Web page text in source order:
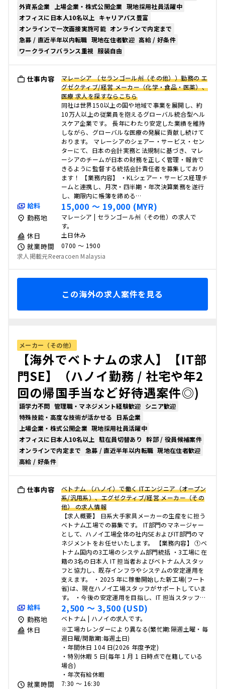
外資系企業
上場企業・株式公開企業 現地採用社員活躍中
オフィスに日本人10名以上
キャリアパス豊富
オンラインで一次面接実施可能 オンラインで内定まで
急募 / 直近半年以内転職 現地在住者歓迎 高給 / 好条件
ワークライフバランス重視 服装自由
仕事内容
マレーシア （セランゴール州（その他））勤務の エ
グゼクティブ/経営 メーカー（化学・食品・医薬）、
医療 求人を探すならこちら
同社は世界150以上の国や地域で事業を展開し、約
10万人以上の従業員を抱えるグローバル統合型ヘル
スケア企業です。 長年にわたり安定した業績を維持
しながら、グローバルな医療の発展に貢献し続けて
おります。 マレーシアのシェアー・サービス・セン
ターにて、日本の会計実務と法規制に基づき、マレ
ーシアのチームが日本の財務を正しく管理・報告で
きるように監督する統括会計責任者を募集しており
ます！ 【業務内容】 ・KLシェアー・サービス経理チ
ームと連携し、月次・四半期・年次決算業務を遂行
し、期限内に帳簿を締める…
給料 15,000 〜 19,000 (MYR)
勤務地
マレーシア | セランゴール州（その他）の求人で
す。
休日 土日休み
就業時間
0700 〜 1900
求人掲載元Reeracoen Malaysia
この海外の求人案件を見る
メーカー（その他）
【海外でベトナムの求人】【IT部
門SE】（ハノイ勤務 / 社宅や年2
回の帰国手当など好待遇案件◎)
語学力不問 管理職・マネジメント経験歓迎 シニア歓迎
特殊技能・高度な技術が活かせる
日系企業
上場企業・株式公開企業 現地採用社員活躍中
オフィスに日本人10名以上 駐在員切替あり
幹部 / 役員候補案件
オンラインで内定まで 急募 / 直近半年以内転職 現地在住者歓迎
高給 / 好条件
仕事内容
ベトナム （ハノイ）で働く ITエンジニア（オープン
系/汎用系）、エグゼクティブ/経営 メーカー（その
他） の求人情報
【求人概要】 日系大手家具メーカーの生産をに担う
ベトナム工場での募集です。 IT部門のマネージャー
として、ハノイ工場全体の社内SEおよびIT部門のマ
ネジメントをお任せいたします。 【業務内容】 ①ベ
トナム国内の3工場のシステム部門統括 ・3工場に在
籍の3名の日本人 IT 担当者およびベトナム人スタッ
フと協力し、既存インフラやシステムの安定運用を
支えます。 ・2025 年に稼働開始した新工場(フート
省)は、現在ハノイ工場スタッフがサポートしていま
す。 ・今後の安定運用を目指し、IT 担当スタッフ…
給料 2,500 〜 3,500 (USD)
勤務地 ベトナム | ハノイの求人です。
休日
※工場カレンダーにより異なる(繁忙期:隔週土曜・毎
週日曜/閑散期:毎週土日)
・年間休日 104 日(2026 年度予定)
・特別休暇 5 日(毎年 1 月 1 日時点で在籍している
場合)
・年次有給休暇
就業時間 7:30 〜 16:30